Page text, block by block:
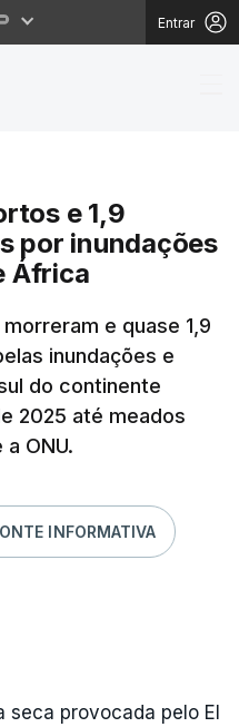
Entrar
374
e 1,9
por inundações
África
e quase 1,9
inundações e
do continente
2025 até meados
ONU.
INFORMATIVA
provocada pelo El